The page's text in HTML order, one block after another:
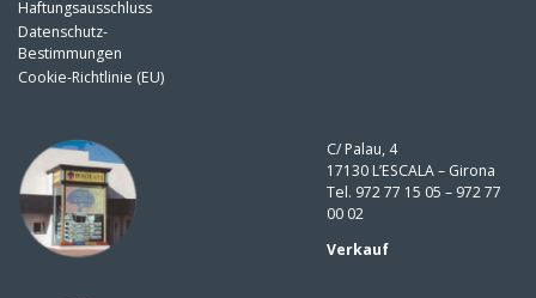
Haftungsausschluss
Datenschutz-
Bestimmungen
Cookie-Richtlinie (EU)
C/ Palau, 4
17130 L’ESCALA – Girona
Tel. 972 77 15 05 – 972 77
00 02
Verkauf